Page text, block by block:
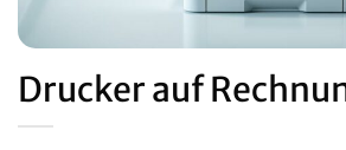
Drucker auf